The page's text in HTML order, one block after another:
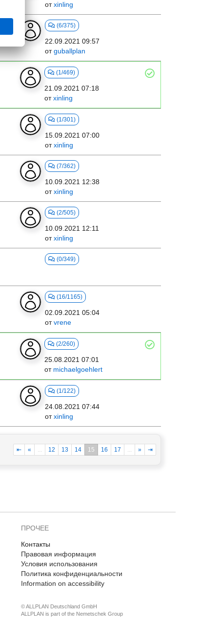
от xinling
(6/375)
22.09.2021 09:57
от guballplan
(1/469)
21.09.2021 07:18
от xinling
(1/301)
15.09.2021 07:00
от xinling
(7/362)
10.09.2021 12:38
от xinling
(2/505)
10.09.2021 12:11
от xinling
(0/349)
(16/1165)
02.09.2021 05:04
от vrene
(2/260)
25.08.2021 07:01
от michaelgoehlert
(1/122)
24.08.2021 07:44
от xinling
⇤ « ... 12 13 14 15 16 17 ... » ⇥
ПРОЧЕЕ
Контакты
Правовая информация
Условия использования
Политика конфиденциальности
Information on accessibility
© ALLPLAN Deutschland GmbH
ALLPLAN is part of the Nemetschek Group